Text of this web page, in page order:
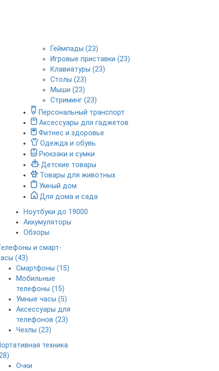
Геймпады (23)
Игровые приставки (23)
Клавиатуры (23)
Столы (23)
Мыши (23)
Стриминг (23)
Персональный транспорт
Аксессуары для гаджетов
Фитнес и здоровье
Одежда и обувь
Рюкзаки и сумки
Детские товары
Товары для животных
Умный дом
Для дома и сада
Ноутбуки до 19000
Аккумуляторы
Обзоры
и смарт-
(43)
Смартфоны (15)
Мобильные
телефоны (15)
Умные часы (5)
Аксессуары для
телефонов (23)
Чехлы (23)
техника
Очки